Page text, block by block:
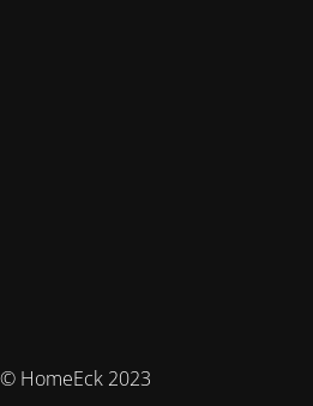
© HomeEck 2023